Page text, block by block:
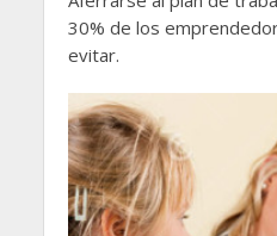
30% de los
evitar.